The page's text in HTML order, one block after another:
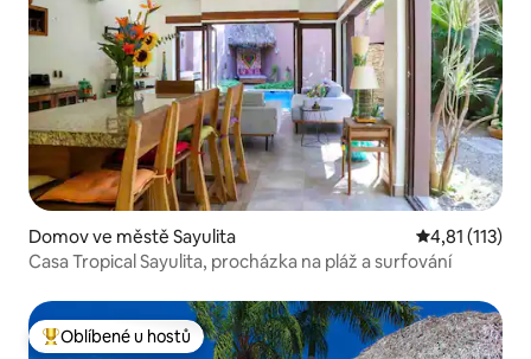
Domov ve městě Sayulita Průměrné
4,81 (113)
Casa Tropical Sayulita, procházka na pláž a surfování
Nejlepší v kategorii Oblíbené u hostů
Oblíbené u hostů